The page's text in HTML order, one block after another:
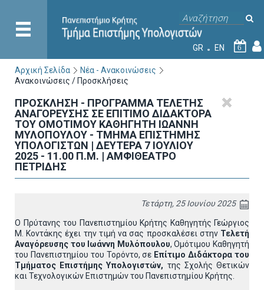
GR EN 6
Αρχική Σελίδα
Νέα - Ανακοινώσεις
Ανακοινώσεις / Προσκλήσεις
ΠΡΟΣΚΛΗΣΗ - ΠΡΟΓΡΑΜΜΑ ΤΕΛΕΤΗΣ
ΑΝΑΓΟΡΕΥΣΗΣ ΣΕ ΕΠΙΤΙΜΟ ΔΙΔΑΚΤΟΡΑ
ΤΟΥ ΟΜΟΤΙΜΟΥ ΚΑΘΗΓΗΤΗ ΙΩΑΝΝΗ
ΜΥΛΟΠΟΥΛΟΥ - ΤΜΗΜΑ ΕΠΙΣΤΗΜΗΣ
ΥΠΟΛΟΓΙΣΤΩΝ | ΔΕΥΤΕΡΑ 7 ΙΟΥΛΙΟΥ
2025 - 11.00 Π.Μ. | ΑΜΦΙΘΕΑΤΡΟ
ΠΕΤΡΙΔΗΣ
Τετάρτη, 25 Ιουνίου 2025
Ο Πρύτανης του Πανεπιστημίου Κρήτης Καθηγητής Γεώργιος
Μ. Κοντάκης έχει την τιμή να σας προσκαλέσει στην Τελετή
Αναγόρευσης του Ιωάννη Μυλόπουλου, Ομότιμου Καθηγητή
του Πανεπιστημίου του Τορόντο, σε Επίτιμο Διδάκτορα του
Τμήματος Επιστήμης Υπολογιστών, της Σχολής Θετικών
και Τεχνολογικών Επιστημών του Πανεπιστημίου Κρήτης.